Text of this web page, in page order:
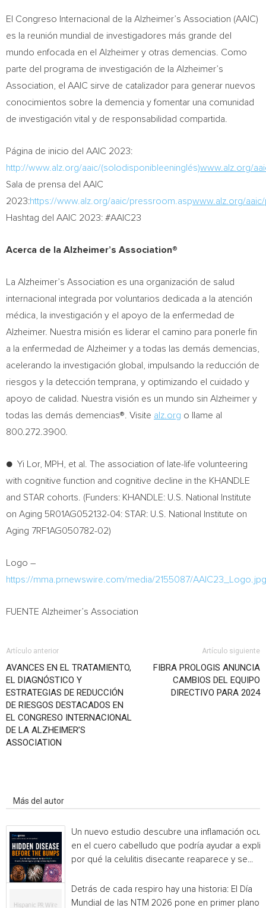
El Congreso Internacional de la Alzheimer’s Association (AAIC)
es la reunión mundial de investigadores más grande del
mundo enfocada en el Alzheimer y otras demencias. Como
parte del programa de investigación de la Alzheimer’s
Association, el AAIC sirve de catalizador para generar nuevos
conocimientos sobre la demencia y fomentar una comunidad
de investigación vital y de responsabilidad compartida.
Página de inicio del AAIC 2023:
http://www.alz.org/aaic/(solodisponibleeninglés)www.alz.org/
Sala de prensa del AAIC
2023:https://www.alz.org/aaic/pressroom.aspwww.alz.org/
Hashtag del AAIC 2023: #AAIC23
Acerca de la Alzheimer’s Association®
La Alzheimer’s Association es una organización de salud
internacional integrada por voluntarios dedicada a la atención
médica, la investigación y el apoyo de la enfermedad de
Alzheimer. Nuestra misión es liderar el camino para ponerle fin
a la enfermedad de Alzheimer y a todas las demás demencias,
acelerando la investigación global, impulsando la reducción de
riesgos y la detección temprana, y optimizando el cuidado y
apoyo de calidad. Nuestra visión es un mundo sin Alzheimer y
todas las demás demencias®. Visite alz.org o llame al
800.272.3900.
● Yi Lor, MPH, et al. The association of late-life volunteering
with cognitive function and cognitive decline in the KHANDLE
and STAR cohorts. (Funders: KHANDLE: U.S. National Institute
on Aging 5R01AG052132-04: STAR: U.S. National Institute on
Aging 7RF1AG050782-02)
Logo –
https://mma.prnewswire.com/media/2155087/AAIC23_Logo.jpg
FUENTE Alzheimer’s Association
Artículo anterior
AVANCES EN EL TRATAMIENTO,
EL DIAGNÓSTICO Y
ESTRATEGIAS DE REDUCCIÓN
DE RIESGOS DESTACADOS EN
EL CONGRESO INTERNACIONAL
DE LA ALZHEIMER’S
ASSOCIATION
Artículo siguiente
FIBRA PROLOGIS ANUNCIA
CAMBIOS DEL EQUIPO
DIRECTIVO PARA 2024
Más del autor
Un nuevo estudio descubre una inflamación
en el cuero cabelludo que podría ayudar a
por qué la celulitis disecante reaparece y se...
Detrás de cada respiro hay una historia: El Día
Mundial de las NTM 2026 pone en primer plano